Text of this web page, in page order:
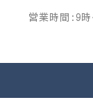
営業時間:9時